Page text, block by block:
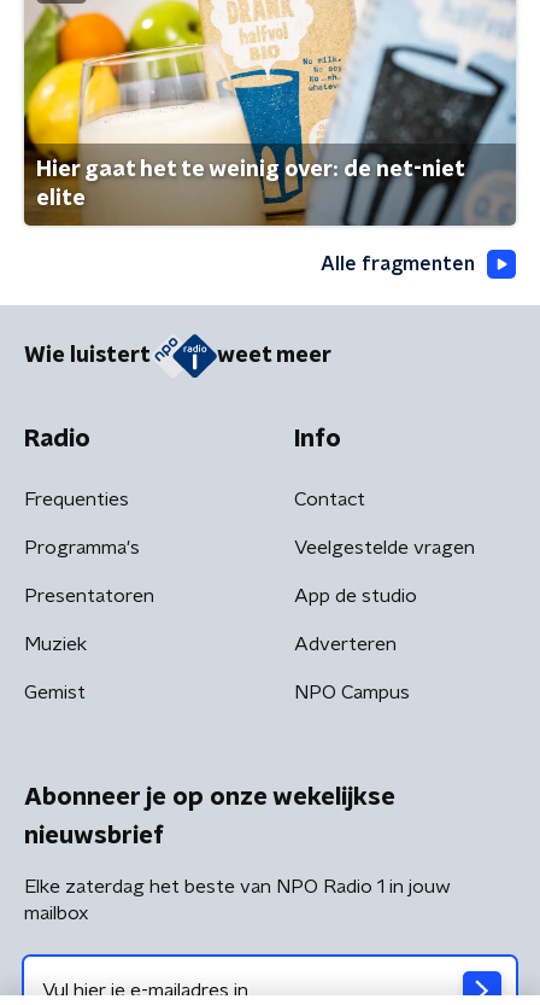
Hier gaat het te weinig over: de net-niet
elite
Alle fragmenten
Wie luistert weet meer
Radio
Frequenties
Programma's
Presentatoren
Muziek
Gemist
Info
Contact
Veelgestelde vragen
App de studio
Adverteren
NPO Campus
Abonneer je op onze wekelijkse
nieuwsbrief
Elke zaterdag het beste van NPO Radio 1 in jouw
mailbox